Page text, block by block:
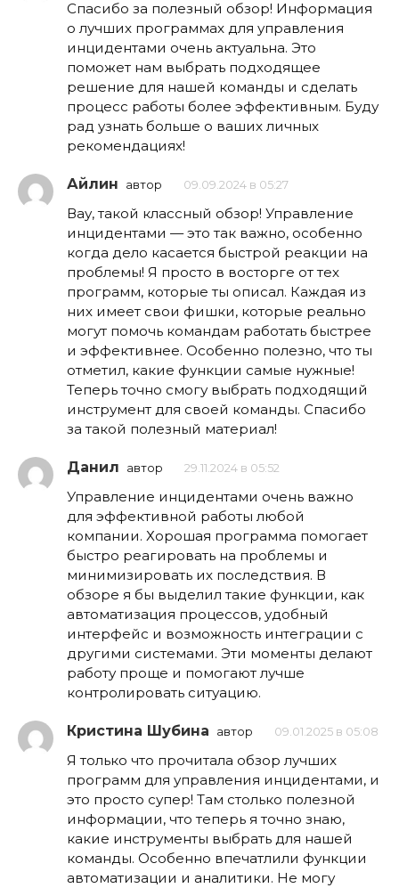
Спасибо за полезный обзор! Информация
о лучших программах для управления
инцидентами очень актуальна. Это
поможет нам выбрать подходящее
решение для нашей команды и сделать
процесс работы более эффективным. Буду
рад узнать больше о ваших личных
рекомендациях!
Айлин автор 09.09.2024 в 05:27
Вау, такой классный обзор! Управление
инцидентами — это так важно, особенно
когда дело касается быстрой реакции на
проблемы! Я просто в восторге от тех
программ, которые ты описал. Каждая из
них имеет свои фишки, которые реально
могут помочь командам работать быстрее
и эффективнее. Особенно полезно, что ты
отметил, какие функции самые нужные!
Теперь точно смогу выбрать подходящий
инструмент для своей команды. Спасибо
за такой полезный материал!
Данил автор 29.11.2024 в 05:52
Управление инцидентами очень важно
для эффективной работы любой
компании. Хорошая программа помогает
быстро реагировать на проблемы и
минимизировать их последствия. В
обзоре я бы выделил такие функции, как
автоматизация процессов, удобный
интерфейс и возможность интеграции с
другими системами. Эти моменты делают
работу проще и помогают лучше
контролировать ситуацию.
Кристина Шубина автор 09.01.2025 в 05:08
Я только что прочитала обзор лучших
программ для управления инцидентами, и
это просто супер! Там столько полезной
информации, что теперь я точно знаю,
какие инструменты выбрать для нашей
команды. Особенно впечатлили функции
автоматизации и аналитики. Не могу